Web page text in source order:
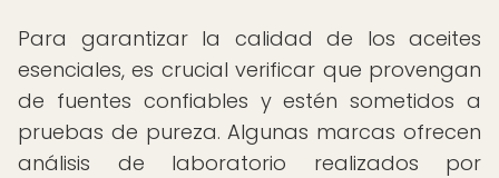
Para garantizar la calidad de los aceites
esenciales, es crucial verificar que provengan
de fuentes confiables y estén sometidos a
pruebas de pureza. Algunas marcas ofrecen
análisis de laboratorio realizados por